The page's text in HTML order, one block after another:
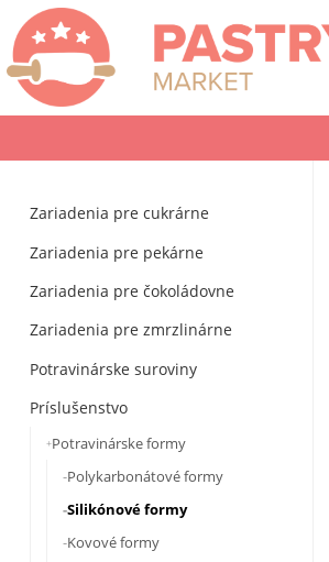
Zariadenia pre cukrárne
Zariadenia pre pekárne
Zariadenia pre čokoládovne
Zariadenia pre zmrzlinárne
Potravinárske suroviny
Príslušenstvo
Potravinárske formy
Polykarbonátové formy
Silikónové formy
Kovové formy